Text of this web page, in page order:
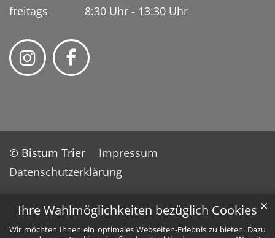
Ihre Wahlmöglichkeiten bezüglich Cookies
Wir möchten Ihnen ein optimales Webseiten-Erlebnis zu bieten. Dazu
✕
freitags 8:30 Uhr - 13:30 Uhr
© Bistum Trier
Impressum
Datenschutzerklärung